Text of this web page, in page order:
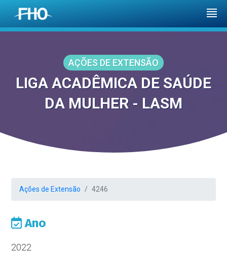
AÇÕES DE EXTENSÃO
LIGA ACADÊMICA DE SAÚDE
DA MULHER - LASM
Ações de Extensão 4246
Ano
2022